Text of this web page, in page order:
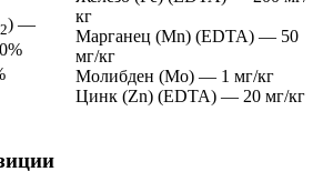
2) —
кг
Марганец (Mn) (EDTA) — 50
мг/кг
Молибден (Мо) — 1 мг/кг
Цинк (Zn) (EDTA) — 20 мг/кг